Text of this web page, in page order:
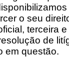
o seu
terceira
de
em questão.